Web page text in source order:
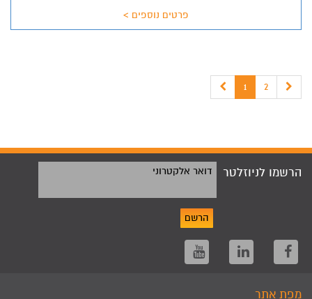
פרטים נוספים >
1 2
הרשמו לניוזלטר דואר אלקטרוני
הרשם
מפת אתר